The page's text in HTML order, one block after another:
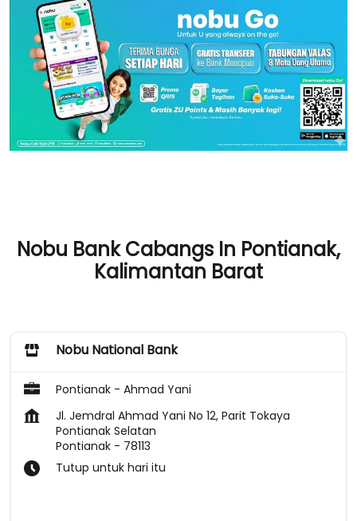
Nobu Bank Cabangs In Pontianak,
Kalimantan Barat
Nobu National Bank
Pontianak - Ahmad Yani
Jl. Jemdral Ahmad Yani No 12, Parit Tokaya
Pontianak Selatan
Pontianak - 78113
Tutup untuk hari itu